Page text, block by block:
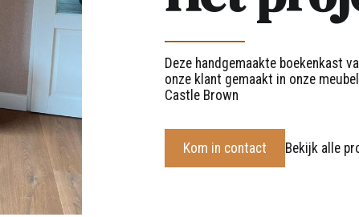
Deze handgemaakte boekenkast
onze klant gemaakt in onze
Castle Brown
Kom in contact Bekijk alle